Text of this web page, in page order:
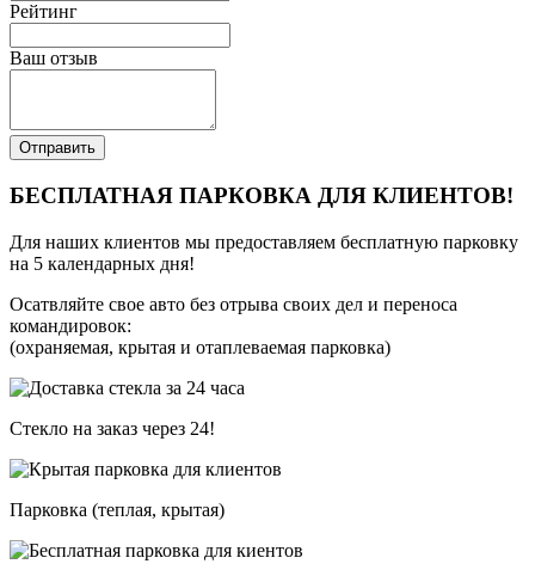
Рейтинг
Ваш отзыв
Отправить
БЕСПЛАТНАЯ ПАРКОВКА ДЛЯ КЛИЕНТОВ!
Для наших клиентов мы предоставляем бесплатную парковку
на 5 календарных дня!
Осатвляйте свое авто без отрыва своих дел и переноса
командировок:
(охраняемая, крытая и отаплеваемая парковка)
Стекло на заказ через 24!
Парковка (теплая, крытая)